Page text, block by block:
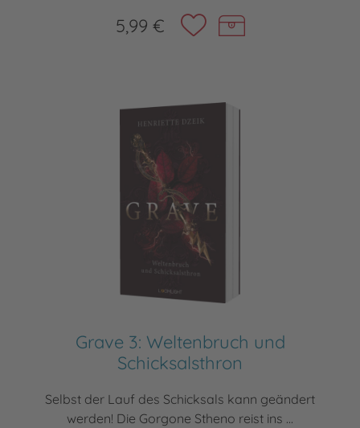
5,99 €
Grave 3: Weltenbruch und
Schicksalsthron
Selbst der Lauf des Schicksals kann geändert
werden! Die Gorgone Stheno reist ins ...